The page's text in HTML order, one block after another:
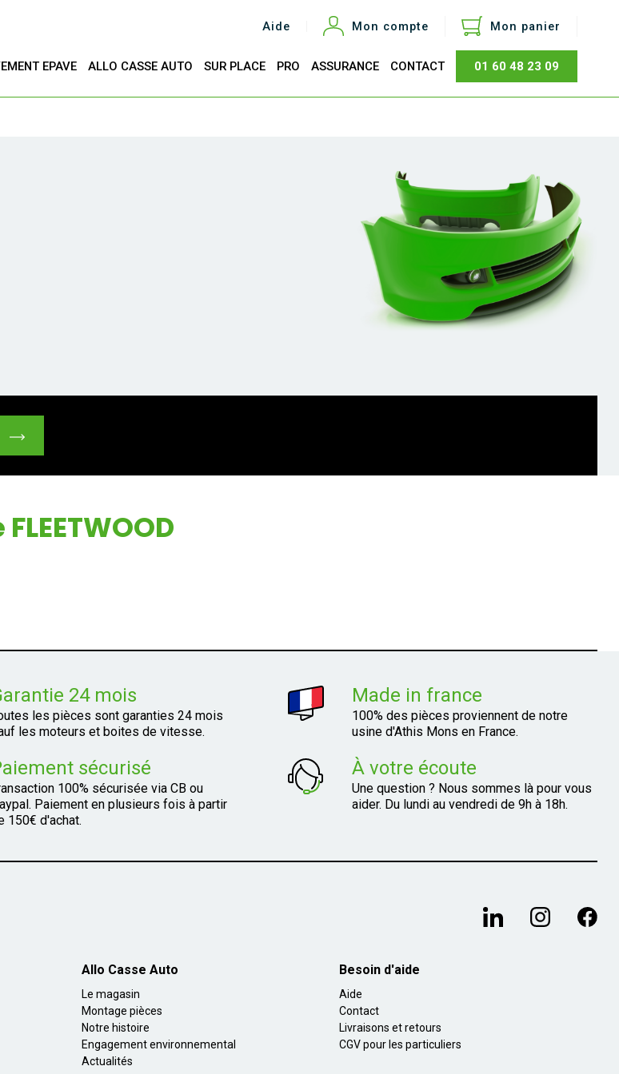
Aide Mon compte Mon panier
Total
EPAVE ALLO CASSE AUTO SUR PLACE PRO ASSURANCE CONTACT 01 60 48 23 09
24 mois
les pièces sont garanties 24 mois
les moteurs et boites de vitesse.
Made in france
100% des pièces proviennent de notre
usine d'Athis Mons en France.
sécurisé
100% sécurisée via CB ou
Paiement en plusieurs fois à partir
150€ d'achat.
À votre écoute
Une question ? Nous sommes là pour vous
aider. Du lundi au vendredi de 9h à 18h.
Allo Casse Auto
Le magasin
Montage pièces
Notre histoire
Engagement environnemental
Actualités
Besoin d'aide
Aide
Contact
Livraisons et retours
CGV pour les particuliers